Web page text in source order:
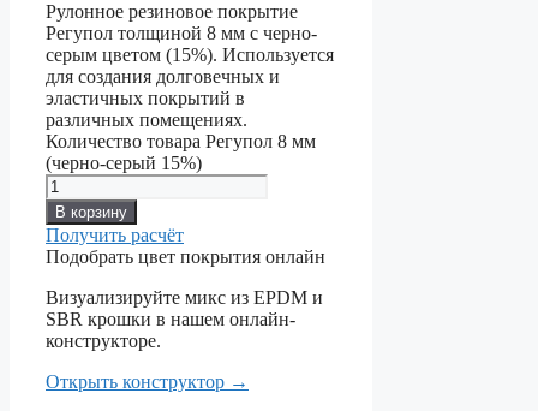
Рулонное резиновое покрытие
Регупол толщиной 8 мм с черно-
серым цветом (15%). Используется
для создания долговечных и
эластичных покрытий в
различных помещениях.
Количество товара Регупол 8 мм
(черно-серый 15%)
В корзину
Получить расчёт
Подобрать цвет покрытия онлайн
Визуализируйте микс из EPDM и
SBR крошки в нашем онлайн-
конструкторе.
Открыть конструктор →